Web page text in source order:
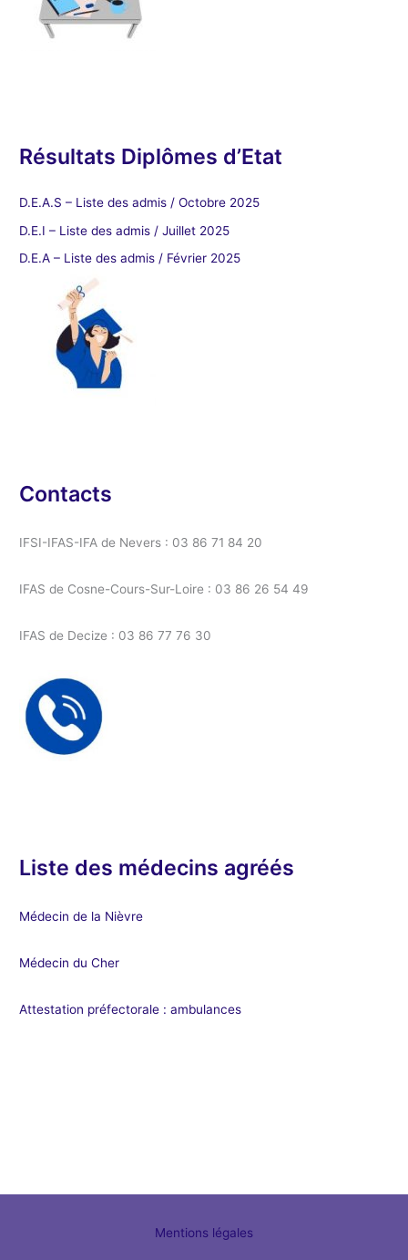
Résultats Diplômes d’Etat
D.E.A.S – Liste des admis / Octobre 2025
D.E.I – Liste des admis / Juillet 2025
D.E.A – Liste des admis / Février 2025
Contacts
IFSI-IFAS-IFA de Nevers : 03 86 71 84 20
IFAS de Cosne-Cours-Sur-Loire : 03 86 26 54 49
IFAS de Decize : 03 86 77 76 30
Liste des médecins agréés
Médecin de la Nièvre
Médecin du Cher
Attestation préfectorale : ambulances
Mentions légales